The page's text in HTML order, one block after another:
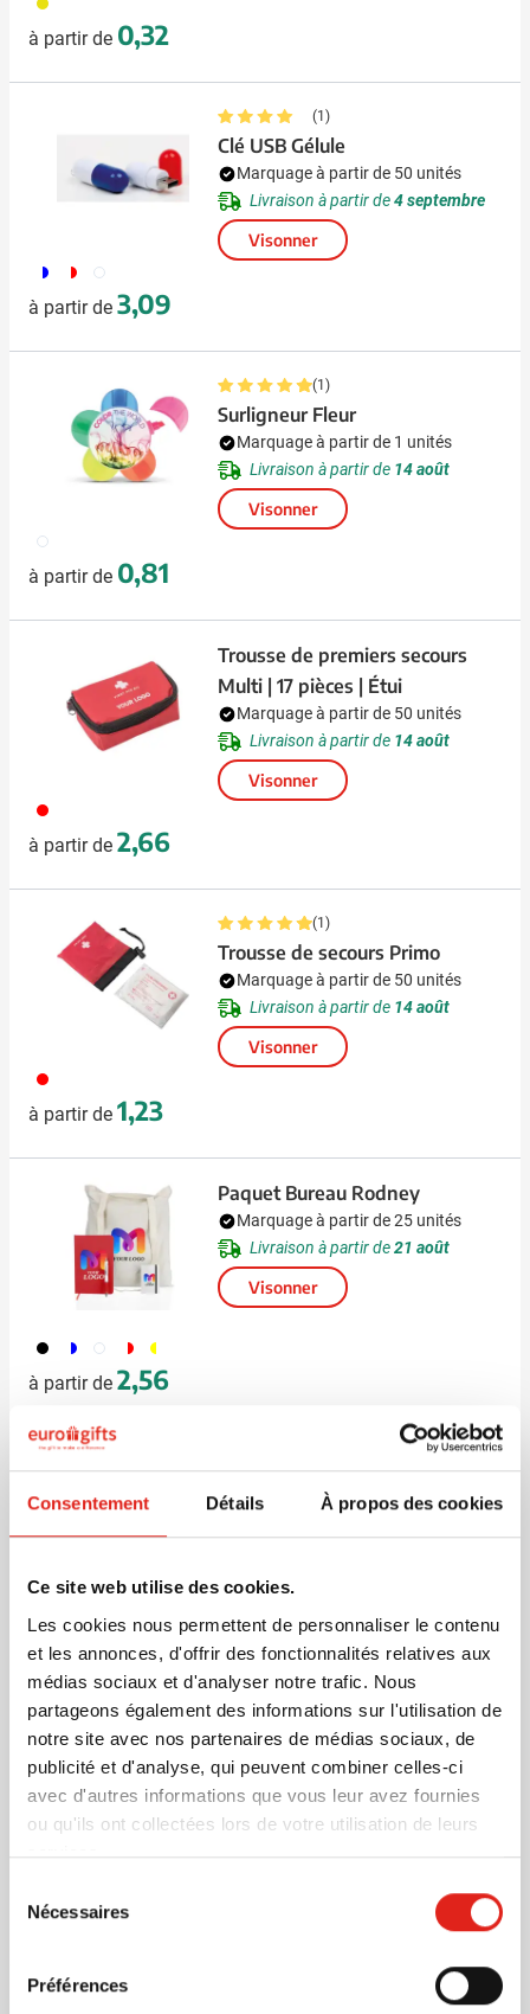
Consentement Détails À propos des cookies
Ce site web utilise des cookies.
Les cookies nous permettent de personnaliser le contenu
et les annonces, d'offrir des fonctionnalités relatives aux
médias sociaux et d'analyser notre trafic. Nous
partageons également des informations sur l'utilisation de
notre site avec nos partenaires de médias sociaux, de
publicité et d'analyse, qui peuvent combiner celles-ci
avec d'autres informations que vous leur avez fournies
ou qu'ils ont collectées lors de votre utilisation de leurs
services.
Nécessaires
Préférences
à partir de 0,32
187 188 002
à partir de 3,09
(1)
Clé USB Gélule
Marquage à partir de 50 unités
Livraison à partir de4 septembre
Visonner
002
à partir de 0,81
(1)
Surligneur Fleur
Marquage à partir de 1 unités
Livraison à partir de 14 août
Visonner
008
à partir de 2,66
Trousse de premiers secours
Multi | 17 pièces | Étui
Marquage à partir de 50 unités
Livraison à partir de 14 août
Visonner
008
à partir de 1,23
(1)
Trousse de secours Primo
Marquage à partir de 50 unités
Livraison à partir de 14 août
Visonner
001 045 002 048 096
à partir de 2,56
Paquet Bureau Rodney
Marquage à partir de 25 unités
Livraison à partir de21 août
Visonner
à partir de 0,81
Marquage à partir de 100 unités
Livraison à partir de14 août
à partir de 12,72
Trousse de secours Carhelp
Marquage à partir de 4 unités
Livraison à partir de
23 octobre
Visonner
Trousse de premiers secours